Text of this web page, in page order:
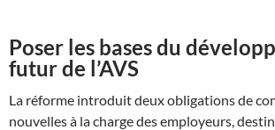
Poser les bases du
futur de l’AVS
La réforme introduit deux obligations de
nouvelles à la charge des employeurs,